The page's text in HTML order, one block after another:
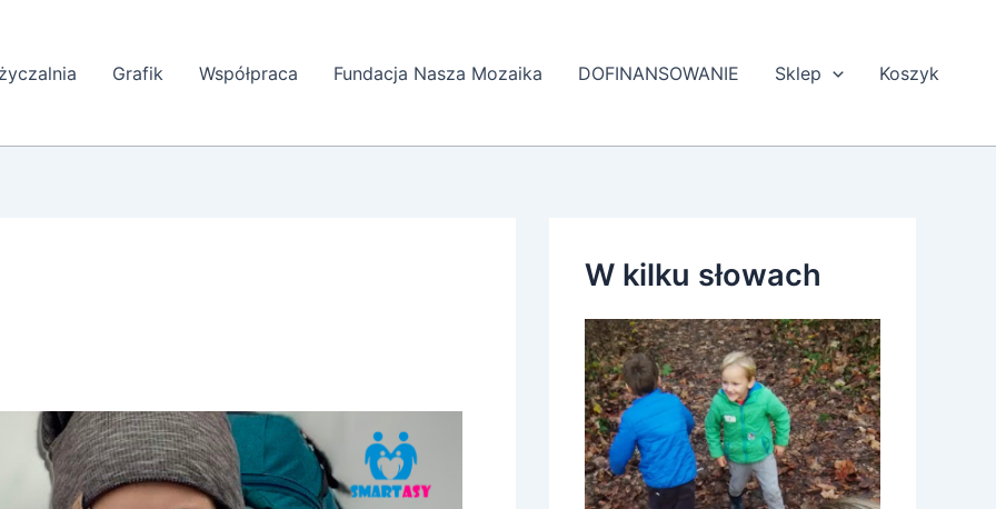
Grafik Współpraca Fundacja Nasza Mozaika DOFINANSOWANIE Sklep Koszyk
W kilku słowach